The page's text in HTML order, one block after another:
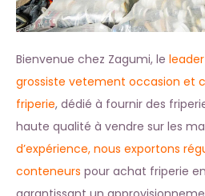
Bienvenue chez Zagumi, le
grossiste vetement occasion et
friperie, dédié à fournir des
haute qualité à vendre sur les
d’expérience, nous exportons
conteneurs pour achat friperie